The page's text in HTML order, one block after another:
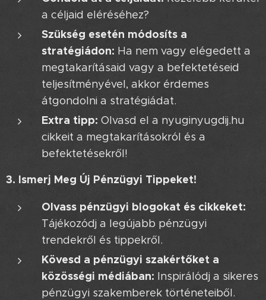
a céljaid eléréséhez?
Szükség esetén módosíts a
stratégiádon: Ha nem vagy elégedett a
megtakarításaid vagy a befektetéseid
teljesítményével, akkor érdemes
átgondolni a stratégiádat.
Extra tipp: Olvasd el a nyuginyugdij.hu
cikkeit a megtakarításokról és a
befektetésekről! 🤓
3. Ismerj Meg Új Pénzügyi Tippeket!
Olvass pénzügyi blogokat és cikkeket:
Tájékozódj a legújabb pénzügyi
trendekről és tippekről.
Kövesd a pénzügyi szakértőket a
közösségi médiában: Inspirálódj a sikeres
pénzügyi szakemberek történeteiből.